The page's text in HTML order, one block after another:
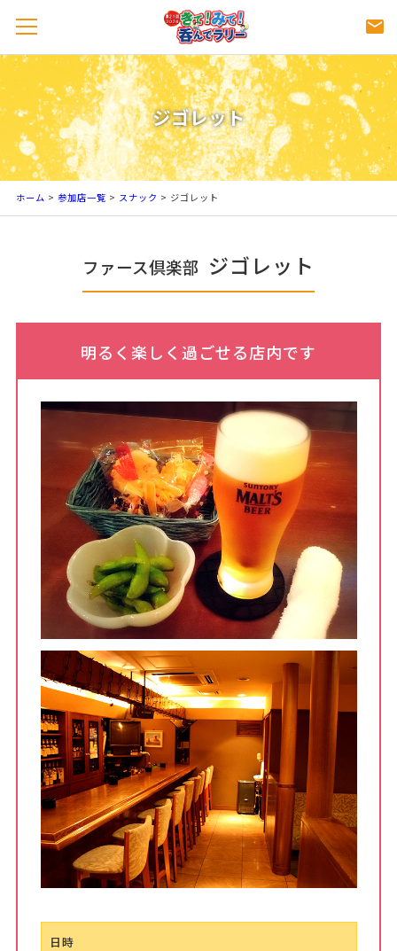
ジゴレット
ホーム > 参加店一覧 > スナック > ジゴレット
ファース倶楽部 ジゴレット
明るく楽しく過ごせる店内です
日時